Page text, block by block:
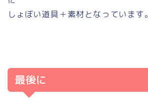
しょぼい道具＋素材となっています。
最後に